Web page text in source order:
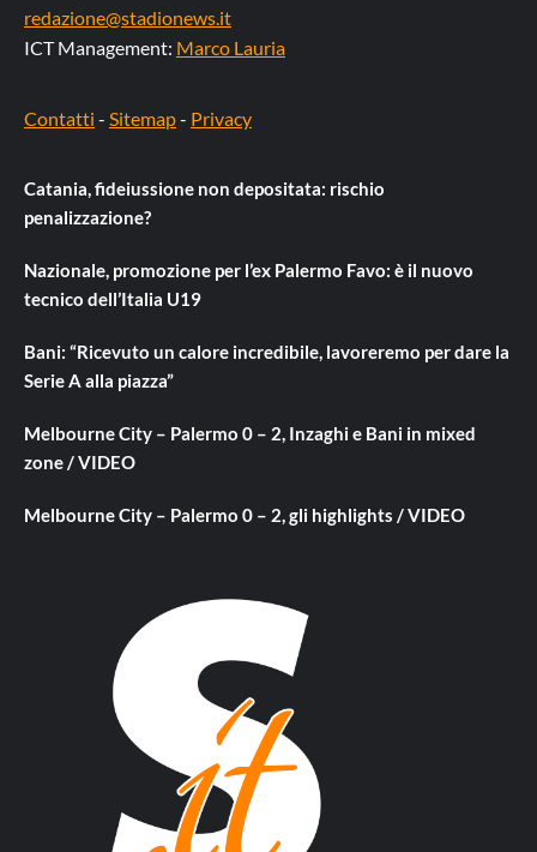
redazione@stadionews.it
ICT Management: Marco Lauria
Contatti - Sitemap- Privacy
Catania, fideiussione non depositata: rischio
penalizzazione?
Nazionale, promozione per l’ex Palermo Favo: è il nuovo
tecnico dell’Italia U19
Bani: “Ricevuto un calore incredibile, lavoreremo per dare la
Serie A alla piazza”
Melbourne City – Palermo 0 – 2, Inzaghi e Bani in mixed
zone / VIDEO
Melbourne City – Palermo 0 – 2, gli highlights / VIDEO